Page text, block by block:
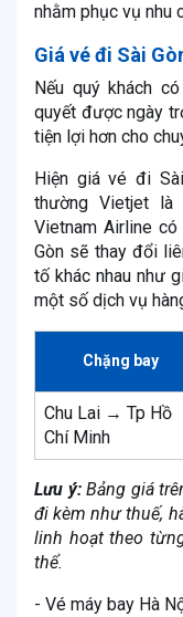
nhằm phục vụ nhu
Giá vé đi Sài
Nếu quý khách
quyết được ngày
tiện lợi hơn cho
Hiện giá vé đi
thường Vietjet
Vietnam Airline
Gòn sẽ thay đổi
tố khác nhau như
một số dịch vụ
Chặng bay
Chu Lai → Tp Hồ
Chí Minh
Lưu ý:Bảng giá
đi kèm như thuế,
linh hoạt theo
thể.
- Vé máy bay Hà